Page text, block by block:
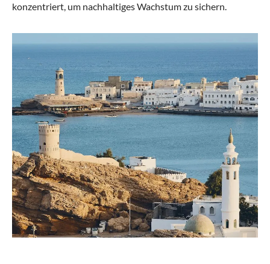
konzentriert, um nachhaltiges Wachstum zu sichern.